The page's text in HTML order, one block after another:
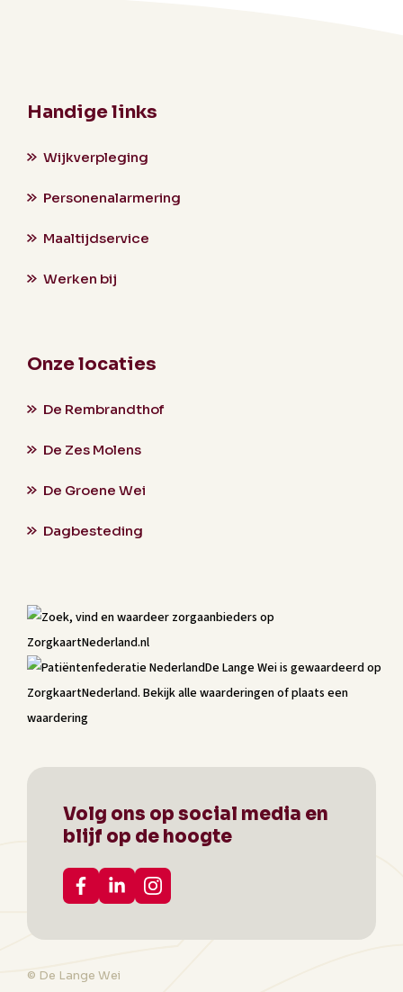
Handige links
Wijkverpleging
Personenalarmering
Maaltijdservice
Werken bij
Onze locaties
De Rembrandthof
De Zes Molens
De Groene Wei
Dagbesteding
De Lange Weiis gewaardeerd op
ZorgkaartNederland. Bekijk alle waarderingenofplaats een
waardering
Volg ons op social media en
blijf op de hoogte
© De Lange Wei